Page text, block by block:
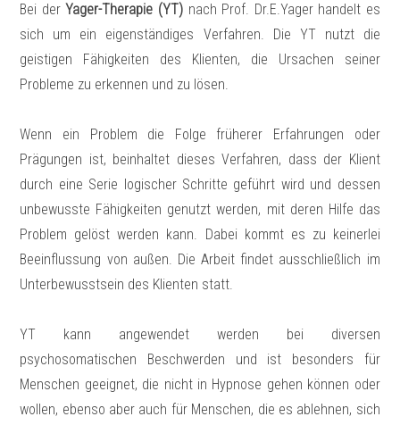
Bei der Yager-Therapie (YT)nach Prof. Dr.E.Yager handelt es
sich um ein eigenständiges Verfahren. Die YT nutzt die
geistigen Fähigkeiten des Klienten, die Ursachen seiner
Probleme zu erkennen und zu lösen.
Wenn ein Problem die Folge früherer Erfahrungen oder
Prägungen ist, beinhaltet dieses Verfahren, dass der Klient
durch eine Serie logischer Schritte geführt wird und dessen
unbewusste Fähigkeiten genutzt werden, mit deren Hilfe das
Problem gelöst werden kann. Dabei kommt es zu keinerlei
Beeinflussung von außen. Die Arbeit findet ausschließlich im
Unterbewusstsein des Klienten statt.
YT kann angewendet werden bei diversen
psychosomatischen Beschwerden und ist besonders für
Menschen geeignet, die nicht in Hypnose gehen können oder
wollen, ebenso aber auch für Menschen, die es ablehnen, sich